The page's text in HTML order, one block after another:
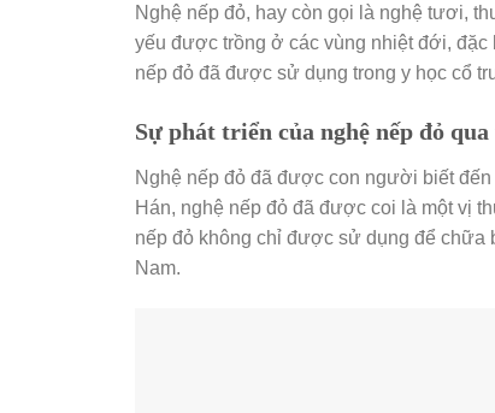
Nghệ nếp đỏ, hay còn gọi là nghệ tươi,
yếu được trồng ở các vùng nhiệt đới, đặc
nếp đỏ đã được sử dụng trong y học cổ
Sự phát triển của nghệ nếp đỏ
Nghệ nếp đỏ đã được con người biết
Hán, nghệ nếp đỏ đã được coi là một vị
nếp đỏ không chỉ được sử dụng để chữa
Nam.